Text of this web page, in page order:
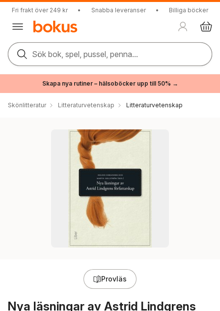
Fri frakt över 249 kr • Snabba leveranser • Billiga böcker
Sök bok, spel, pussel, penna...
Skapa nya rutiner – hälsoböcker upp till 50% →
Skönlitteratur Litteraturvetenskap Litteraturvetenskap
Provläs
Nya läsningar av Astrid Lindgrens